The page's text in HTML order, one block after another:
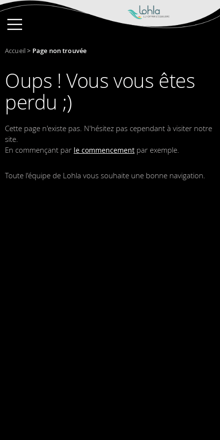
Accueil> Page non trouvée
Oups ! Vous vous êtes
perdu ;)
Cette page n'existe pas. N'hésitez pas cependant à visiter notre
site.
En commençant par le commencement par exemple.
Toute l'équipe de Lohla vous souhaite une bonne navigation.